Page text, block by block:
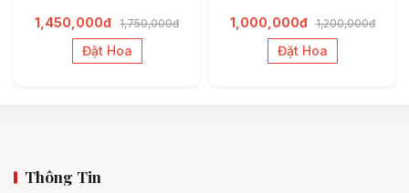
1,450,000đ 1,750,000đ
Đặt Hoa
1,000,000đ 1,200,000đ
Đặt Hoa
Thông Tin